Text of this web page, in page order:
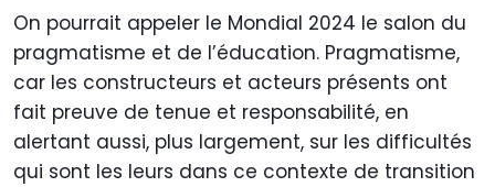
On pourrait appeler le Mondial 2024 le salon du
pragmatisme et de l’éducation. Pragmatisme,
car les constructeurs et acteurs présents ont
fait preuve de tenue et responsabilité, en
alertant aussi, plus largement, sur les difficultés
qui sont les leurs dans ce contexte de transition